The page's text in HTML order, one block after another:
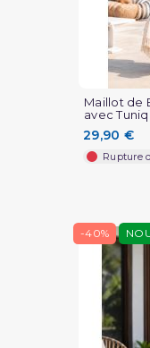
Maillot de
avec
29,90 €
Rupture
-40%